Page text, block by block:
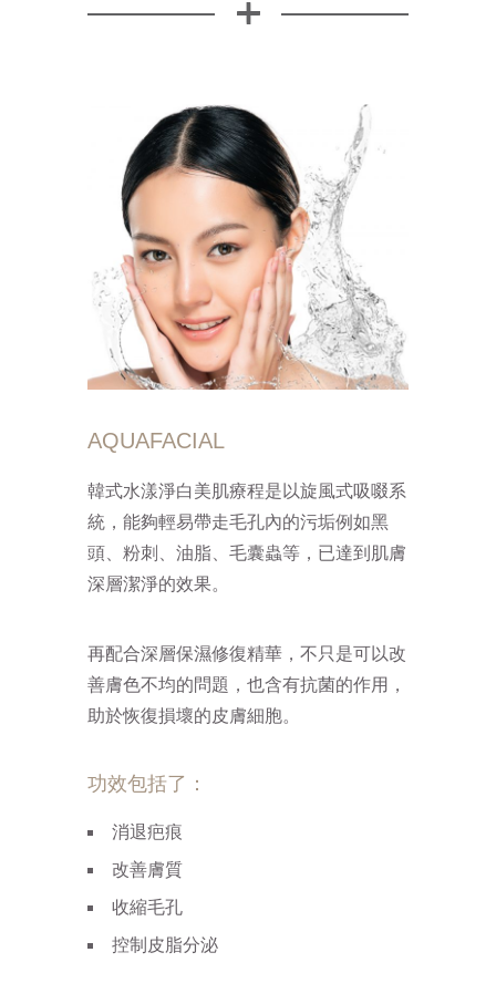
AQUAFACIAL
韓式水漾淨白美肌療程是以旋風式吸啜系
統，能夠輕易帶走毛孔內的污垢例如黑
頭、粉刺、油脂、毛囊蟲等，已達到肌膚
深層潔淨的效果。
再配合深層保濕修復精華，不只是可以改
善膚色不均的問題，也含有抗菌的作用，
助於恢復損壞的皮膚細胞。
功效包括了：
消退疤痕
改善膚質
收縮毛孔
控制皮脂分泌